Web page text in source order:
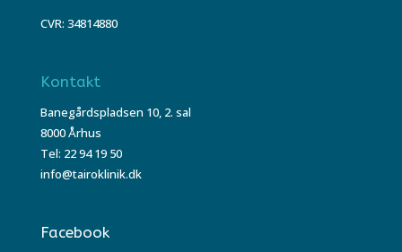
CVR: 34814880
Kontakt
Banegårdspladsen 10, 2. sal
8000 Århus
Tel: 22 94 19 50
info@tairoklinik.dk
Facebook